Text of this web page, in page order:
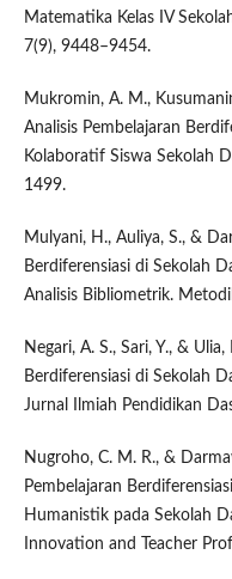
Matematika Kelas IV
7(9), 9448–9454.
Mukromin, A. M.,
Analisis Pembelajaran
Kolaboratif Siswa Sekolah
1499.
Mulyani, H., Auliya, S., &
Berdiferensiasi di Sekolah
Analisis Bibliometrik.
Negari, A. S., Sari, Y., &
Berdiferensiasi di Sekolah
Jurnal Ilmiah Pendidikan
Nugroho, C. M. R., &
Pembelajaran
Humanistik pada Sekolah
Innovation and Teacher